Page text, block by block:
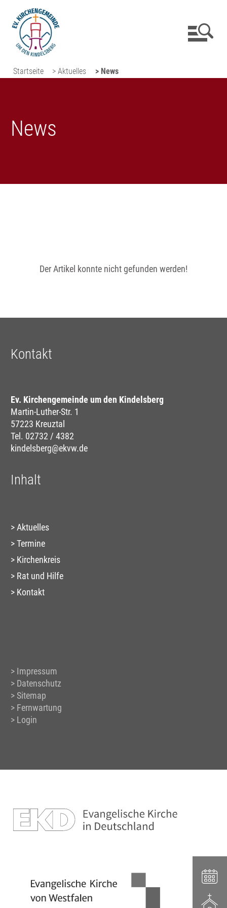
Startseite > Aktuelles > News
News
Der Artikel konnte nicht gefunden werden!
Kontakt
Ev. Kirchengemeinde um den Kindelsberg
Martin-Luther-Str. 1
57223 Kreuztal
Tel. 02732 / 4382
kindelsberg@ekvw.de
Inhalt
Aktuelles
Termine
Kirchenkreis
Rat und Hilfe
Kontakt
Impressum
Datenschutz
Sitemap
Fernwartung
Login